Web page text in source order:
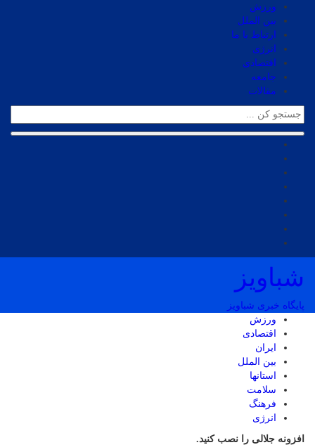
ورزش
بین الملل
ارتباط با ما
انرژی
اقتصادی
جامعه
مقالات
شباویز
پایگاه خبری شباویز
ورزش
اقتصادی
ایران
بین الملل
استانها
سلامت
فرهنگ
انرژی
افزونه جلالی را نصب کنید.